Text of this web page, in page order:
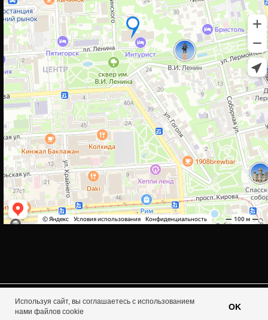
Используя сайт, вы соглашаетесь с использованием
нами файлов cookie
OK
Made on Tilda